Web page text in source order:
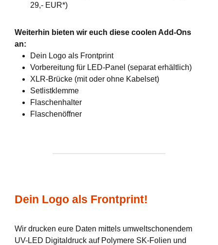
29,- EUR*)
Weiterhin bieten wir euch diese coolen Add-Ons
an:
Dein Logo als Frontprint
Vorbereitung für LED-Panel (separat erhältlich)
XLR-Brücke (mit oder ohne Kabelset)
Setlistklemme
Flaschenhalter
Flaschenöffner
Dein Logo als Frontprint!
Wir drucken eure Daten mittels umweltschonendem
UV-LED Digitaldruck auf Polymere SK-Folien und